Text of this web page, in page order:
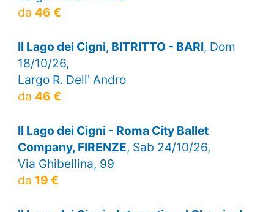
da 46 €
Il Lago dei Cigni, BITRITTO - BARI, Dom
18/10/26,
Largo R. Dell' Andro
da 46 €
Il Lago dei Cigni - Roma City Ballet
Company, FIRENZE, Sab 24/10/26,
Via Ghibellina, 99
da 19 €